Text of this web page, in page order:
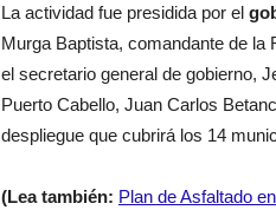
La actividad fue presidida por el
Murga Baptista, comandante de
el secretario general de gobierno,
Puerto Cabello, Juan Carlos
despliegue que cubrirá los 14
(Lea también: Plan de Asfaltado